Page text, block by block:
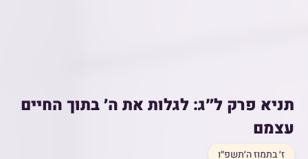
תניא פרק ל״ג: לגלות את ה׳ בתוך החיים
עצמם
ז׳ בתמוז ה׳תשפ״ו